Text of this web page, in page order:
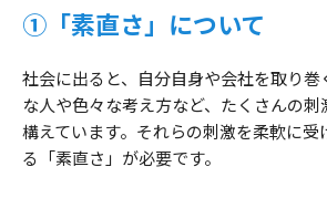
①「素直さ」について
社会に出ると、自分自身や会社を取り巻
な人や色々な考え方など、たくさんの
構えています。それらの刺激を柔軟に受
る「素直さ」が必要です。